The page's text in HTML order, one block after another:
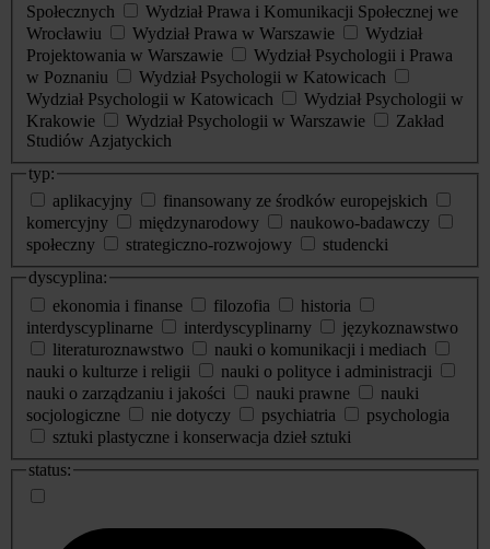
Społecznych
Wydział Prawa i Komunikacji Społecznej we
Wrocławiu
Wydział Prawa w Warszawie
Wydział
Projektowania w Warszawie
Wydział Psychologii i Prawa
w Poznaniu
Wydział Psychologii w Katowicach
Wydział Psychologii w Katowicach
Wydział Psychologii w
Krakowie
Wydział Psychologii w Warszawie
Zakład
Studiów Azjatyckich
typ:
aplikacyjny
finansowany ze środków europejskich
komercyjny
międzynarodowy
naukowo-badawczy
społeczny
strategiczno-rozwojowy
studencki
dyscyplina:
ekonomia i finanse
filozofia
historia
interdyscyplinarne
interdyscyplinarny
językoznawstwo
literaturoznawstwo
nauki o komunikacji i mediach
nauki o kulturze i religii
nauki o polityce i administracji
nauki o zarządzaniu i jakości
nauki prawne
nauki
socjologiczne
nie dotyczy psychiatria
psychologia
sztuki plastyczne i konserwacja dzieł sztuki
status: